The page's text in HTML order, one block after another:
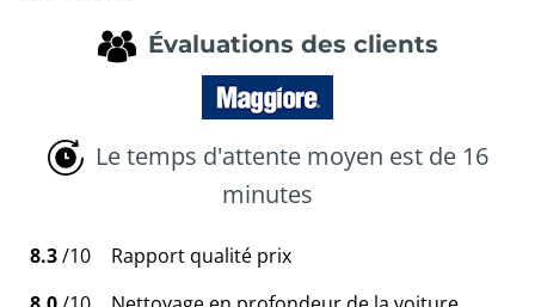
Évaluations des clients
Le temps d'attente moyen est de 16
minutes
8.3/10
Rapport qualité prix